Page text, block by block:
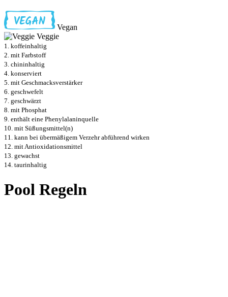
Vegan
Veggie
1. koffeinhaltig
2. mit Farbstoff
3. chininhaltig
4. konserviert
5. mit Geschmacksverstärker
6. geschwefelt
7. geschwärzt
8. mit Phosphat
9. enthält eine Phenylalaninquelle
10. mit Süßungsmittel(n)
11. kann bei übermäßigem Verzehr abführend wirken
12. mit Antioxidationsmittel
13. gewachst
14. taurinhaltig
Pool Regeln